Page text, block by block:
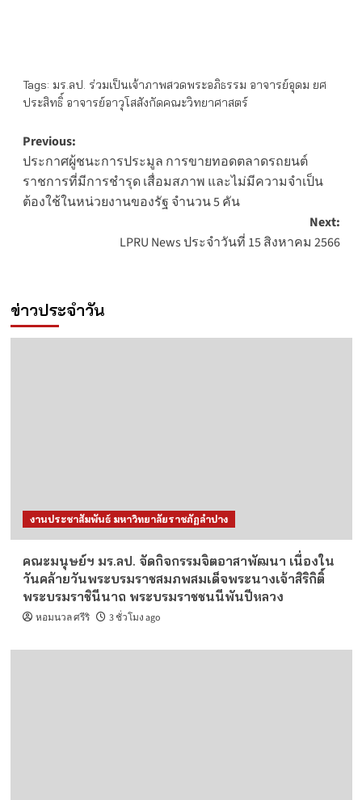
Tags: มร.ลป. ร่วมเป็นเจ้าภาพสวดพระอภิธรรม อาจารย์อุดม ยศ
ประสิทธิ์ อาจารย์อาวุโสสังกัดคณะวิทยาศาสตร์
Post
navigation
Previous:
ประกาศผู้ชนะการประมูล การขายทอดตลาดรถยนต์
ราชการที่มีการชำรุด เสื่อมสภาพ และไม่มีความจำเป็น
ต้องใช้ในหน่วยงานของรัฐ จำนวน 5 คัน
Next:
LPRU News ประจำวันที่ 15 สิงหาคม 2566
ข่าวประจำวัน
งานประชาสัมพันธ์ มหาวิทยาลัยราชภัฏลำปาง
คณะมนุษย์ฯ มร.ลป. จัดกิจกรรมจิตอาสาพัฒนา เนื่องใน
วันคล้ายวันพระบรมราชสมภพสมเด็จพระนางเจ้าสิริกิติ์
พระบรมราชินีนาถ พระบรมราชชนนีพันปีหลวง
หอมนวล ศรีริ 3 ชั่วโมง ago